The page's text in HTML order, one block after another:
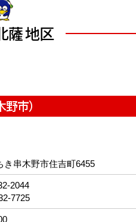
薩 地区
市）
き串木野市住吉町6455
2044
7725